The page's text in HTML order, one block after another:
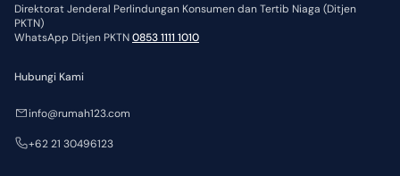
Direktorat Jenderal Perlindungan Konsumen dan Tertib Niaga (Ditjen
PKTN)
WhatsApp Ditjen PKTN0853 1111 1010
Hubungi Kami
info@rumah123.com
+62 21 30496123